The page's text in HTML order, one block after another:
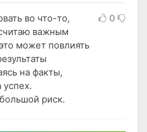
во что-то,
важным
может повлиять
на факты,
риск.
0